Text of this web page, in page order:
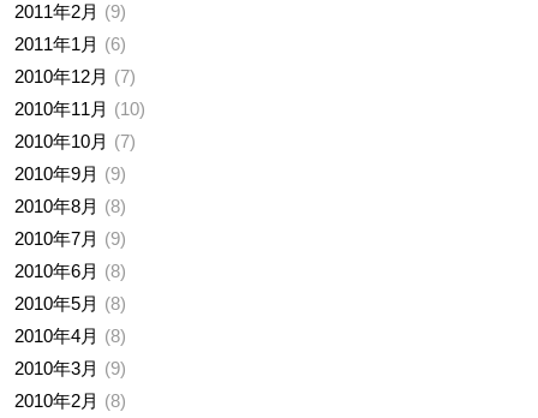
2011年2月
9
2011年1月
6
2010年12月
7
2010年11月
10
2010年10月
7
2010年9月
9
2010年8月
8
2010年7月
9
2010年6月
8
2010年5月
8
2010年4月
8
2010年3月
9
2010年2月
8